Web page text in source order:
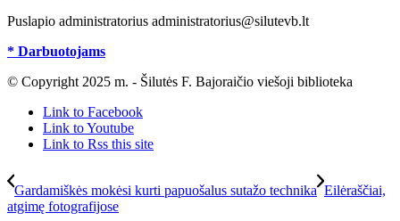
Puslapio administratorius administratorius@silutevb.lt
* Darbuotojams
© Copyright 2025 m. - Šilutės F. Bajoraičio viešoji biblioteka
Link to Facebook
Link to Youtube
Link to Rss this site
Gardamiškės mokėsi kurti papuošalus sutažo technika Eilėraščiai,
atgimę fotografijose